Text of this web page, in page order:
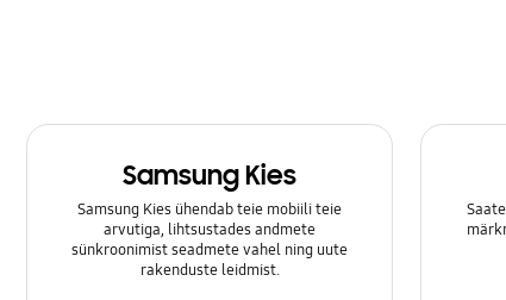
Samsung Kies
Samsung Kies ühendab teie mobiili teie
arvutiga, lihtsustades andmete
sünkroonimist seadmete vahel ning uute
rakenduste leidmist.